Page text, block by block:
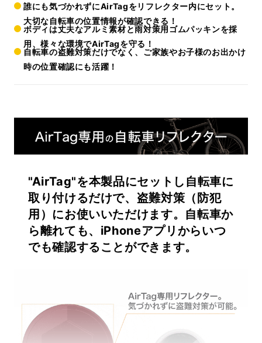
誰にも気づかれずにAirTagをリフレクター内にセット。
大切な自転車の位置情報が確認できる！
ボディは丈夫なアルミ素材と雨対策用ゴムパッキンを採
用、様々な環境でAirTagを守る！
自転車の盗難対策だけでなく、ご家族やお子様のお出かけ
時の位置確認にも活躍！
"AirTag"を本製品にセットし自転車に
取り付けるだけで、盗難対策（防犯
用）にお使いいただけます。自転車か
ら離れても、iPhoneアプリからいつ
でも確認することができます。